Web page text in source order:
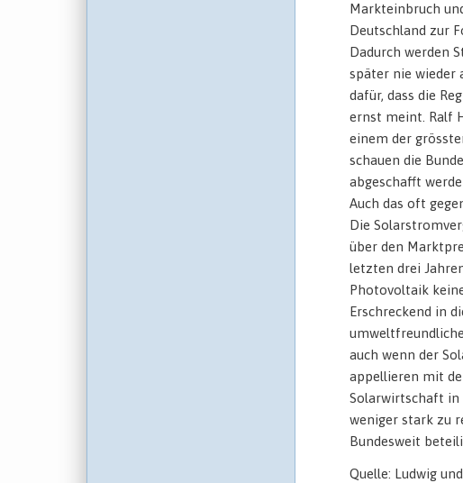
Markteinbruch
Deutschland zur
Dadurch werden
später nie wieder
dafür, dass die
ernst meint. Ralf
einem der
schauen die
abgeschafft
Auch das oft
Die
über den
letzten drei
Photovoltaik
Erschreckend in
auch wenn der
appellieren mit
Solarwirtschaft in
weniger stark zu
Bundesweit
Quelle: Ludwig